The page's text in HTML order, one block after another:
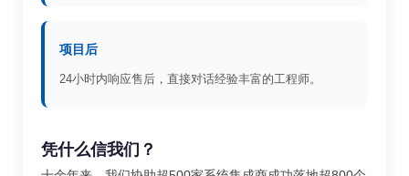
项目后
24小时内响应售后，直接对话经验丰富的工程师。
凭什么信我们？